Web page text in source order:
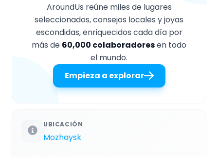
AroundUs reúne miles de lugares
seleccionados, consejos locales y joyas
escondidas, enriquecidos cada día por
más de 60,000 colaboradoresen todo
el mundo.
Empieza a explorar
UBICACIÓN
Mozhaysk